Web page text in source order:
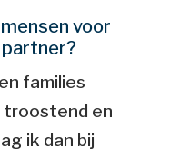
voor
partner?
families
troostend en
ik dan bij